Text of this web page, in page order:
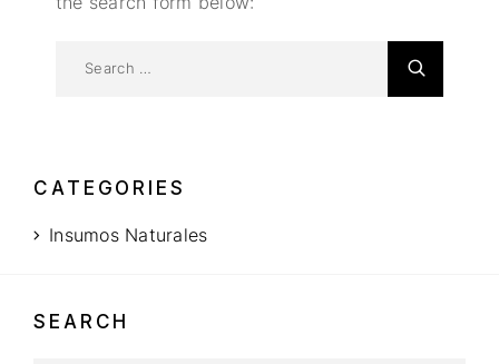
CATEGORIES
Insumos Naturales
SEARCH